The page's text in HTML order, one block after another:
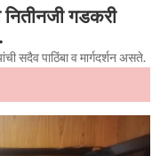
नितीनजी गडकरी
सदैव पाठिंबा व मार्गदर्शन असते.